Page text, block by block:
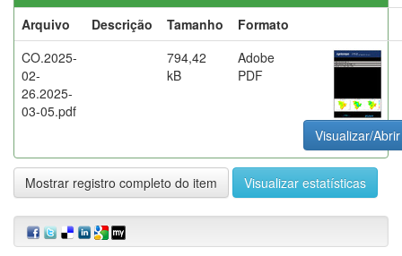
Arquivo
Descrição Tamanho
Formato
CO.2025-
02-
26.2025-
03-05.pdf
794,42
kB
Adobe
PDF
Visualizar/Abrir
Mostrar registro completo do item Visualizar estatísticas